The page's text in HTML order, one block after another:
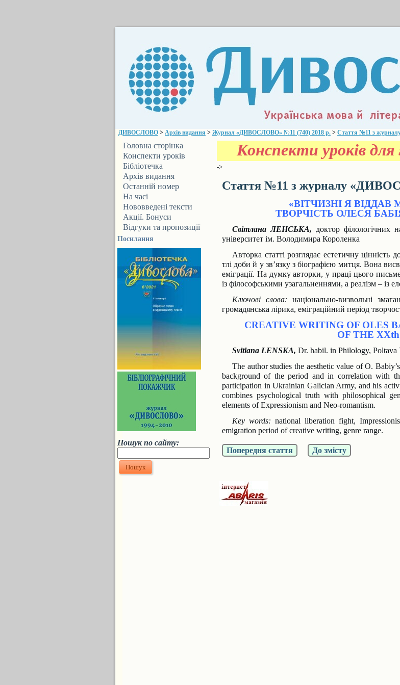
ДИВОСЛОВО > Архів видання > Журнал «ДИВОСЛОВО» №11 (740) 2018 р. > Стаття №11 з
Головна сторінка
Конспекти уроків
Бібліотечка
ДИВОСЛОВА
Архів видання
Останній номер
На часі
Нововведені тексти
Акції. Бонуси
Відгуки та пропозиції
Посилання
Пошук по сайту:
Конспекти уроків для
->
Стаття №11 з журналу
«ВІТЧИЗНІ Я
ТВОРЧІСТЬ ОЛЕСЯ
Світлана ЛЕНСЬКА, доктор філологічних
університет ім. Володимира Короленка
Авторка статті розглядає естетичну цінність
тлі доби й у зв’язку збіографією митця. Вона
еміграції. На думку авторки, у праці цього
із філософськими узагальненнями, а реалізм – із
Ключові слова: національно-визвольні
громадянська лірика, еміграційний період
CREATIVE WRITING OF OLES
OF THE
Svitlana LENSKA, Dr. habil. in Philology,
The author studies the aesthetic value of O.
background of theperiod and in correlation with
participation in Ukrainian Galician Army, andhis
combines psychological truth with philosophical
elements of Expressionism and Neo-romantism.
Key words: national liberation fight,
emigration period of creative writing, genre range.
Попередня стаття До змісту